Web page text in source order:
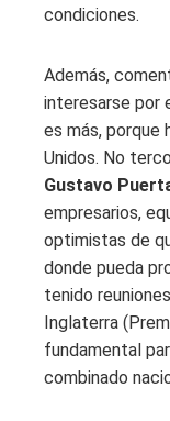
condiciones.
Además,
interesarse por
es más, porque
Unidos. No
Gustavo
empresarios,
optimistas de
donde pueda
tenido
Inglaterra
fundamental
combinado